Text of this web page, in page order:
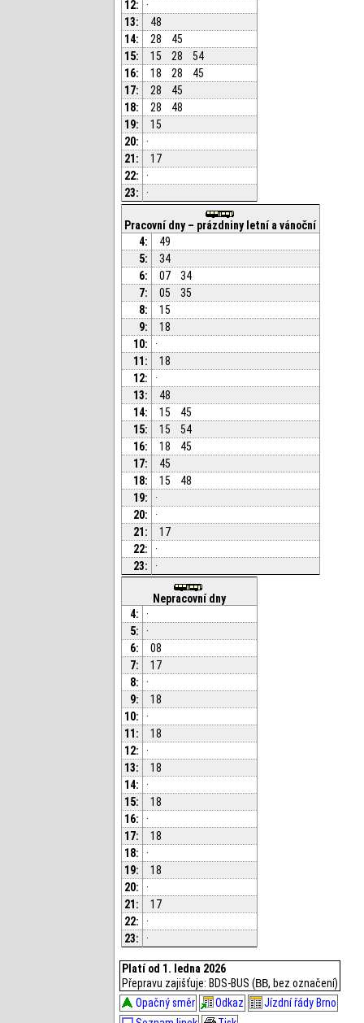
12:
·
13:
48
14:
28
45
15:
15 28
54
16:
18 28
45
17:
28
45
18:
28
48
19:
15
20:
·
21:
17
22:
·
23:
·
Pracovní dny – prázdniny letní a vánoční
4:
49
5:
34
6:
07
34
7:
05
35
8:
15
9:
18
10:
·
11:
18
12:
·
13:
48
14:
15
45
15:
15
54
16:
18
45
17:
45
18:
15
48
19:
·
20:
·
21:
17
22:
·
23:
·
Nepracovní dny
4:
·
5:
·
6:
08
7:
17
8:
·
9:
18
10:
·
11:
18
12:
·
13:
18
14:
·
15:
18
16:
·
17:
18
18:
·
19:
18
20:
·
21:
17
22:
·
23:
·
Platí od 1. ledna 2026
Přepravu zajišťuje: BDS-BUS (BB, bez označení)
Opačný směr
Odkaz
Jízdní řády Brno